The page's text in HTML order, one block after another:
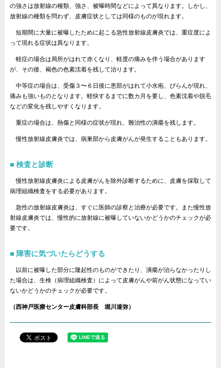
の強さは放射線の種類、強さ、被曝時間などによって異なります。しかし、
放射線の種類を問わず、皮膚症状としては同様のものが現れます。
短期間に大量に被曝したために起こる急性放射線皮膚炎では、重症度によ
って現れる症状は異なります。
軽症の場合は局所がはれて赤くなり、軽度の痛みを伴う場合があります
が、その後、褐色の色素沈着を残して治ります。
中等症の場合は、受傷３〜６日後に患部がはれて小水疱、びらんが現れ、
痛みも強いものとなります。軽快するまでに数カ月を要し、色素沈着や脱毛
などの変化を残しやすくなります。
重症の場合は、熱傷と同様の症状が現れ、難治性の潰瘍を残します。
慢性放射線皮膚炎では、病巣部から皮膚がんが発生することもあります。
検査と診断
慢性放射線皮膚炎による皮膚がんを除外診断するために、皮膚を採取して
病理組織検査をする必要があります。
急性の放射線皮膚炎は、すぐに医師の診察と治療が必要です。また慢性放
射線皮膚炎では、慢性的に放射線に被曝していないかどうかのチェックが必
要です。
障害に気づいたらどうする
以前に被曝した部分に隆起性のものができたり、潰瘍が治らなかったりし
た場合は、生検（病理組織検査）によって皮膚がんや前がん状態になってい
ないかどうかのチェックが必要です。
（西神戸医療センター皮膚科部長 堀川達弥）